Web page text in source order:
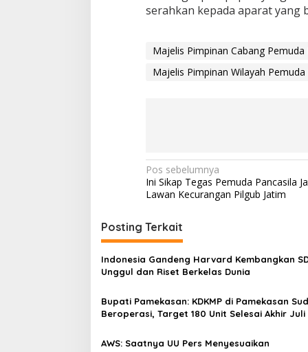
serahkan kepada aparat yang
Majelis Pimpinan Cabang
Majelis Pimpinan Wilayah
N
a
i
g
a
i
o
Pos sebelumnya
Ini Sikap Tegas Pemuda Pancasila
Lawan Kecurangan Pilgub Jatim
Posting Terkait
Indonesia Gandeng Harvard Kembangkan
Unggul dan Riset Berkelas Dunia
Bupati Pamekasan: KDKMP di Pamekasan
Beroperasi, Target 180 Unit Selesai Akhir Juli
AWS: Saatnya UU Pers Menyesuaikan